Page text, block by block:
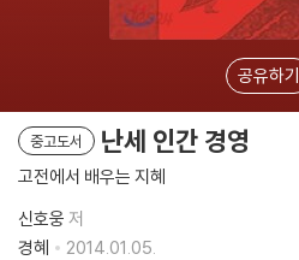
공유하기
중고도서 난세 인간 경영
고전에서 배우는 지혜
신호웅 저
경혜
2014.01.05.